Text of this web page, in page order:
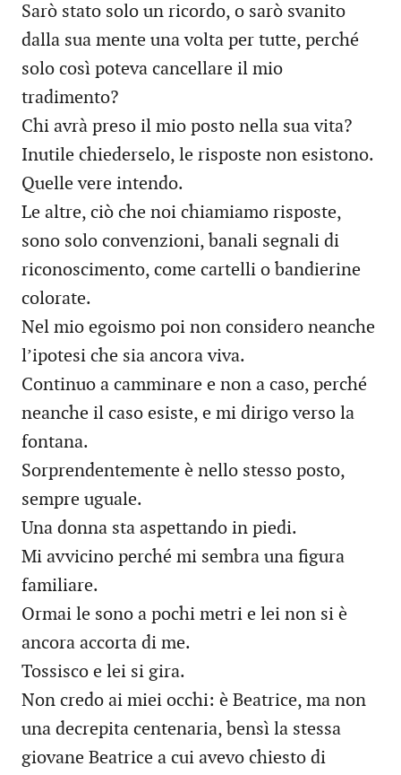
Sarò stato solo un ricordo, o sarò svanito
dalla sua mente una volta per tutte, perché
solo così poteva cancellare il mio
tradimento?
Chi avrà preso il mio posto nella sua vita?
Inutile chiederselo, le risposte non esistono.
Quelle vere intendo.
Le altre, ciò che noi chiamiamo risposte,
sono solo convenzioni, banali segnali di
riconoscimento, come cartelli o bandierine
colorate.
Nel mio egoismo poi non considero neanche
l’ipotesi che sia ancora viva.
Continuo a camminare e non a caso, perché
neanche il caso esiste, e mi dirigo verso la
fontana.
Sorprendentemente è nello stesso posto,
sempre uguale.
Una donna sta aspettando in piedi.
Mi avvicino perché mi sembra una figura
familiare.
Ormai le sono a pochi metri e lei non si è
ancora accorta di me.
Tossisco e lei si gira.
Non credo ai miei occhi: è Beatrice, ma non
una decrepita centenaria, bensì la stessa
giovane Beatrice a cui avevo chiesto di